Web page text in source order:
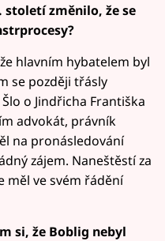
století změnilo, že se
hlavním hybatelem byl
se později třásly
o Jindřicha Františka
advokát, právník
na pronásledování
zájem. Naneštěstí za
měl ve svém řádění
si, že Boblig nebyl